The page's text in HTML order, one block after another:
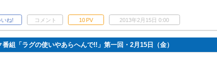
いね! コメント 10 PV 2013年2月15日 0:00
組「ラグの使いやあらへんで!!」第一回・2月15日（金）